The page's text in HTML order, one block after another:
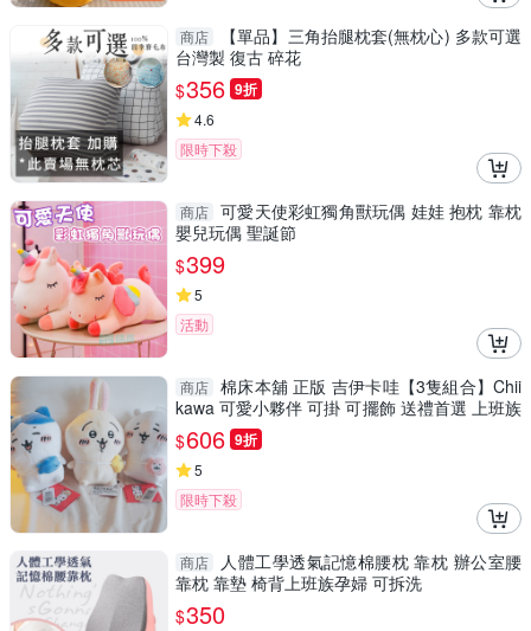
商店
【單品】三角抬腿枕套(無枕心) 多款可選
台灣製 復古 碎花
$356 9折
4.6
限時下殺
商店 可愛天使彩虹獨角獸玩偶 娃娃 抱枕 靠枕
嬰兒玩偶 聖誕節
$399
5
活動
商店 棉床本舖 正版 吉伊卡哇【3隻組合】Chii
kawa 可愛小夥伴 可掛 可擺飾 送禮首選 上班族
必備 療癒
$606 9折
5
限時下殺
商店
人體工學透氣記憶棉腰枕 靠枕 辦公室腰
靠枕 靠墊 椅背上班族孕婦 可拆洗
$350